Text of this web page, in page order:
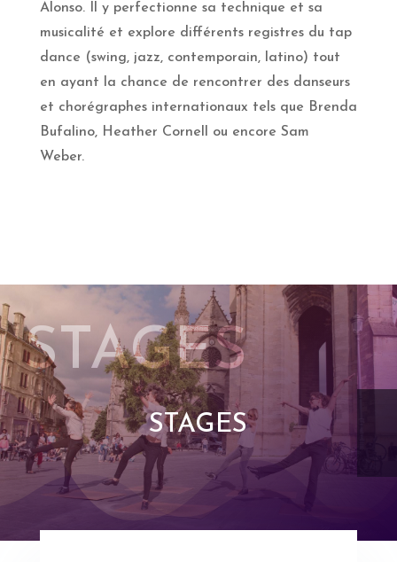
Alonso. Il y perfectionne sa technique et sa
musicalité et explore différents registres du tap
dance (swing, jazz, contemporain, latino) tout
en ayant la chance de rencontrer des danseurs
et chorégraphes internationaux tels que Brenda
Bufalino, Heather Cornell ou encore Sam
Weber.
STAGES
STAGES